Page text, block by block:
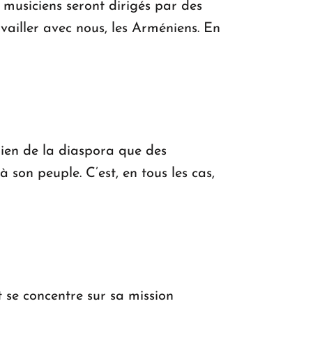
seront dirigés par des
avec nous, les Arméniens. En
de la diaspora que des
peuple. C’est, en tous les cas,
concentre sur sa mission